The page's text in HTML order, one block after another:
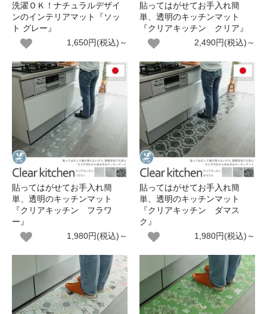
洗濯ＯＫ！ナチュラルデザイ
ンのインテリアマット『ソッ
ト グレー』
1,650円(税込)～
貼ってはがせてお手入れ簡
単、透明のキッチンマット
『クリアキッチン クリア』
2,490円(税込)～
貼ってはがせてお手入れ簡
単、透明のキッチンマット
『クリアキッチン フラワ
ー』
1,980円(税込)～
貼ってはがせてお手入れ簡
単、透明のキッチンマット
『クリアキッチン ダマス
ク』
1,980円(税込)～